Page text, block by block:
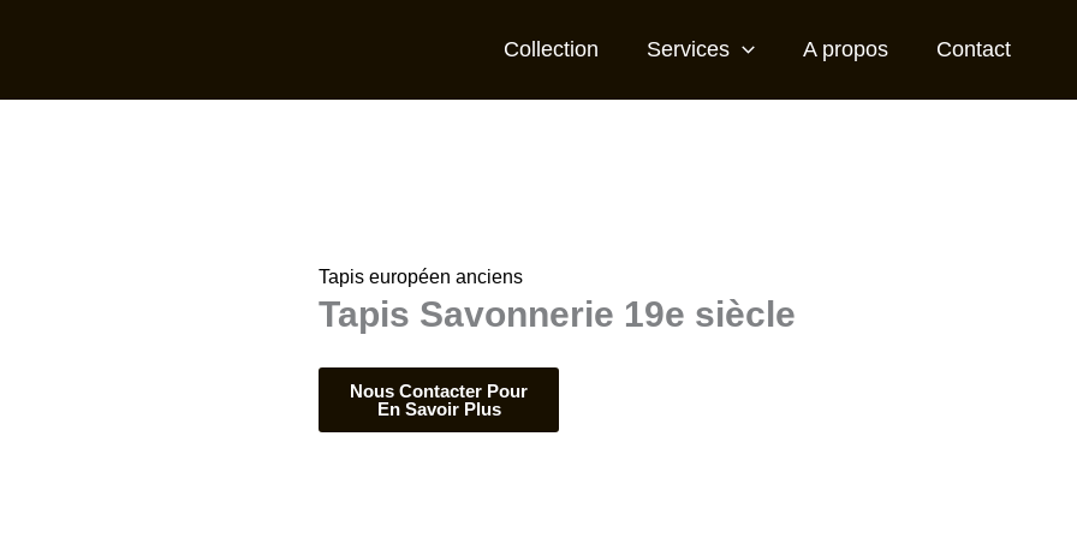
Collection Services A propos Contact
Tapis européen anciens
Tapis Savonnerie 19e siècle